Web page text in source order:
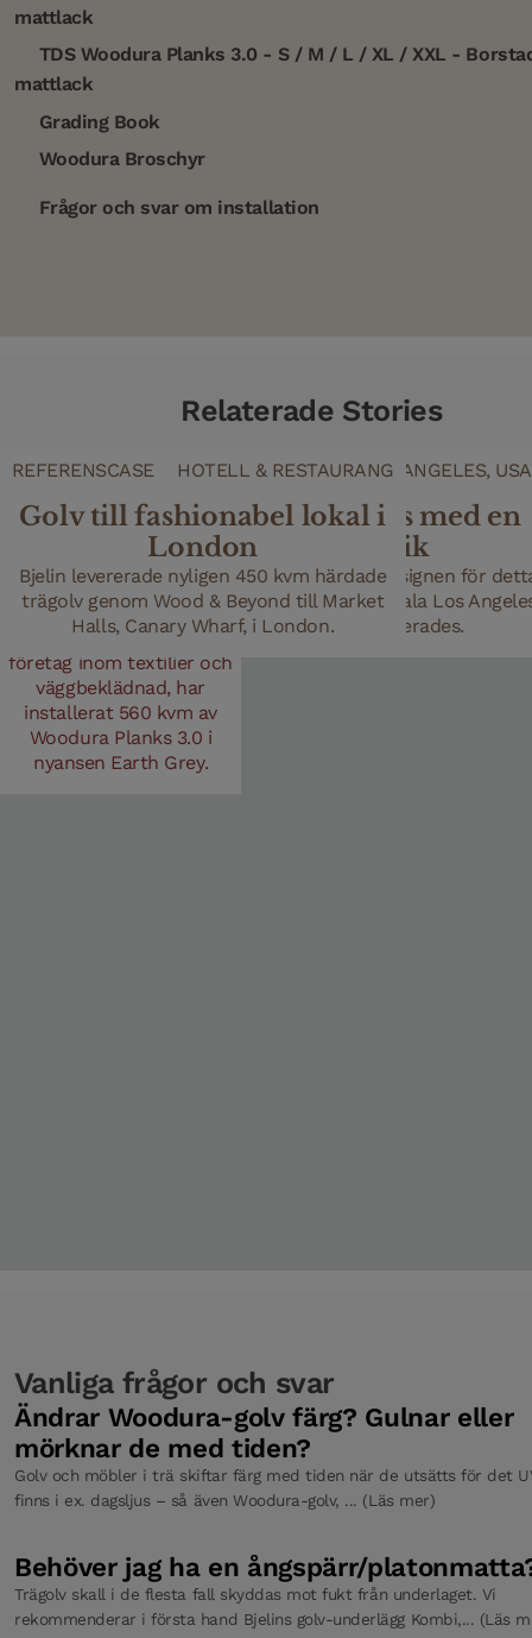
mattlack
TDS Woodura Planks 3.0 - S / M / L / XL / XXL -
mattlack
Grading Book
Woodura Broschyr
Frågor och svar om installation
Relaterade Stories
REFERENSCASE KONTOR NEW YORK CITY, USA
Spännande kontorsdesign i
ikoniska Chrysler Building
När teamet på Ted Moudis Associates flyttade sitt
kontor till ikoniska Chrysler Building i New York
installerade de Woodura Planks STEHAG 3.0 XL.
REFERENSCASE FLERFAMILJSHUS LOS ANGELES, USA
Nya lägenheter i Los Angeles med en
ren och modern estetik
Bittoni Architects ansvarade för inredningsdesignen för
nya åttavåningshus med 63 lägenheter i centrala Los
där 2235 kvm Woodura Planks installerades.
REFERENSCASE BUTIK
Momentums
vackra
showroom i
Chicago
Momentum, ett ledande
företag inom textilier och
väggbeklädnad, har
installerat 560 kvm av
Woodura Planks 3.0 i
nyansen Earth Grey.
REFERENSCASE HOTELL & RESTAURANG
Golv till fashionabel lokal i
London
Bjelin levererade nyligen 450 kvm härdade
trägolv genom Wood & Beyond till Market
Halls, Canary Wharf, i London.
Rekommenderade tillbehör
Tröskel Earth Grey Ek 93 x 930 mm
Tröskel falsad Earth Grey ek 93 x 930 mm
Vanliga frågor och svar
Ändrar Woodura-golv färg? Gulnar eller
mörknar de med tiden?
Golv och möbler i trä skiftar färg med tiden när de utsätts för det
finns i ex. dagsljus – så även Woodura-golv, ... (Läs mer)
Behöver jag ha en ångspärr/
Trägolv skall i de flesta fall skyddas mot fukt från underlaget. Vi
rekommenderar i första hand Bjelins golv-underlägg Kombi,... (Läs